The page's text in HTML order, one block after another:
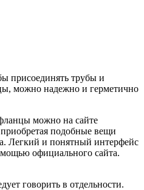
присоединять трубы и
можно надежно и герметично
можно на сайте
подобные вещи
Легкий и понятный интерфейс
официального сайта.
говорить в отдельности.